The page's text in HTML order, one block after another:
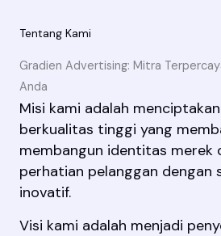
Tentang Kami
Gradien Advertising: Mitra
Anda
Misi kami adalah
berkualitas tinggi yang
membangun identitas merek
perhatian pelanggan dengan
inovatif.
Visi kami adalah menjadi